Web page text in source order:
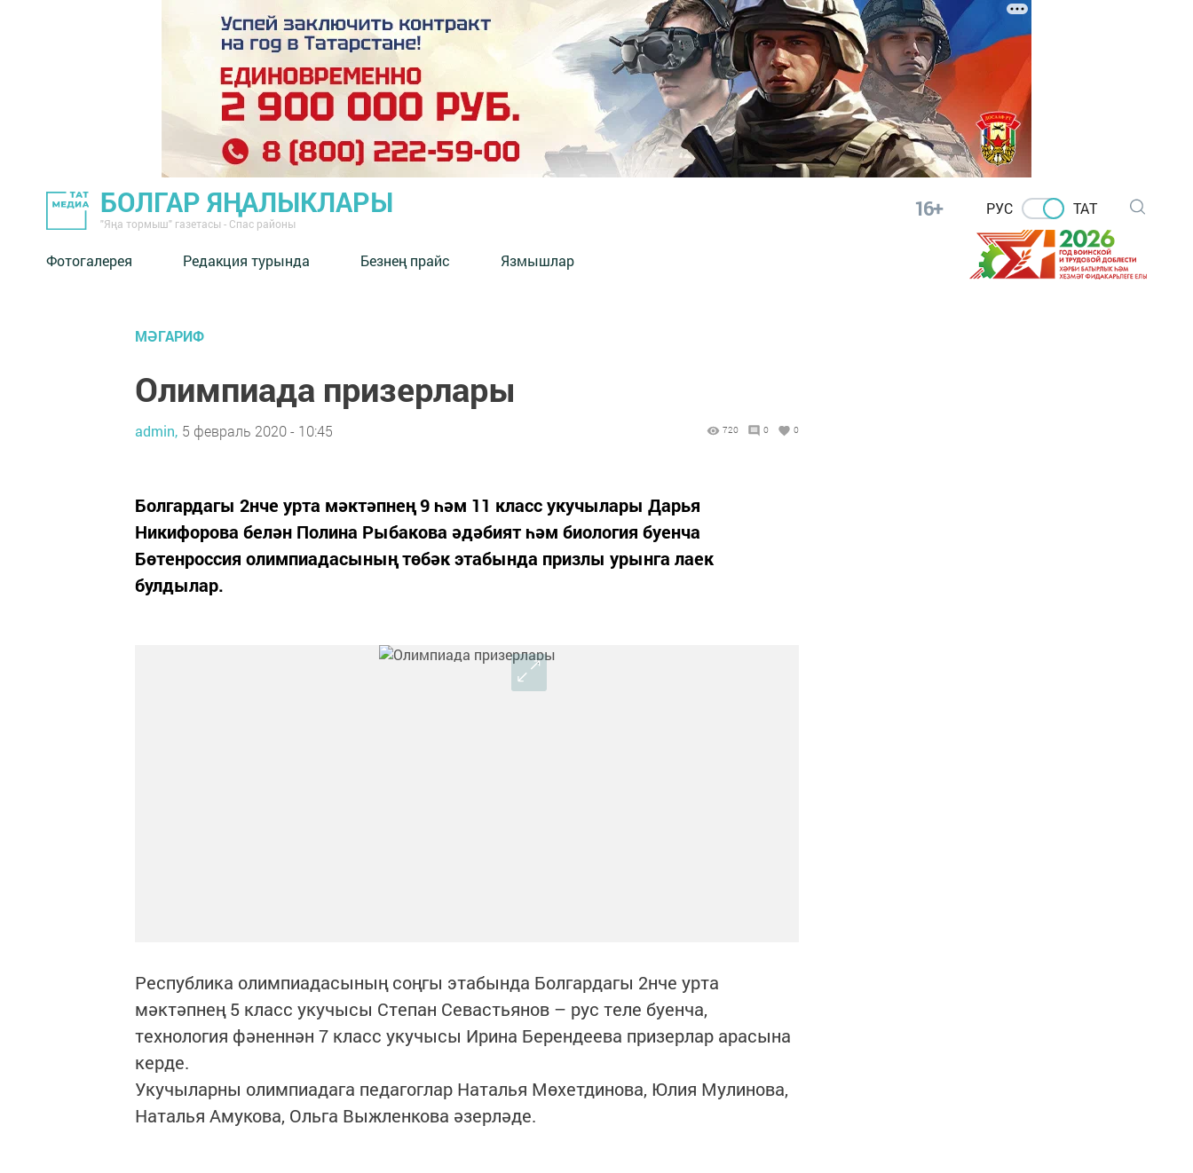
БОЛГАР ЯҢАЛЫКЛАРЫ
"Яңа тормыш" газетасы - Спас районы
16+ РУС ТАТ
Фотогалерея Редакция турында Безнең прайс Язмышлар
МӘГАРИФ
Олимпиада призерлары
admin, 5 февраль 2020 - 10:45 720 0 0
Болгардагы 2нче урта мәктәпнең 9 һәм 11 класс укучылары Дарья
Никифорова белән Полина Рыбакова әдәбият һәм биология буенча
Бөтенроссия олимпиадасының төбәк этабында призлы урынга лаек
булдылар.
Республика олимпиадасының соңгы этабында Болгардагы 2нче урта
мәктәпнең 5 класс укучысы Степан Севастьянов – рус теле буенча,
технология фәненнән 7 класс укучысы Ирина Берендеева призерлар арасына
керде.
Укучыларны олимпиадага педагоглар Наталья Мөхетдинова, Юлия Мулинова,
Наталья Амукова, Ольга Выжленкова әзерләде.